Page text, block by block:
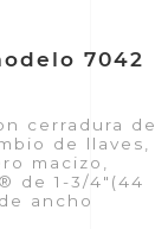
7042
cerradura de
de llaves,
macizo,
de 1-3/4"(44
ancho